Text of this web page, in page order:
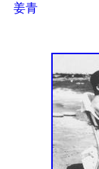
姜青